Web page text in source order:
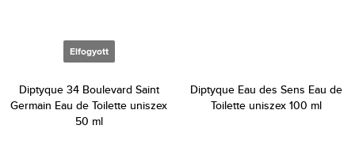
Elfogyott
Diptyque 34 Boulevard Saint
Germain Eau de Toilette uniszex
50 ml
Diptyque Eau des Sens Eau de
Toilette uniszex 100 ml